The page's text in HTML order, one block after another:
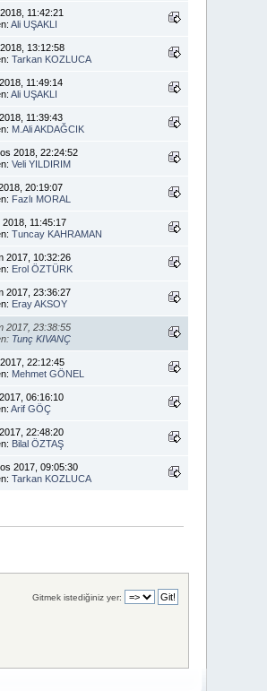
11:42:21
Ali UŞAKLI
13:12:58
Tarkan KOZLUCA
11:49:14
Ali UŞAKLI
11:39:43
M.Ali AKDAĞCIK
2018, 22:24:52
Veli YILDIRIM
20:19:07
Fazlı MORAL
11:45:17
Tuncay KAHRAMAN
2017, 10:32:26
Erol ÖZTÜRK
2017, 23:36:27
Eray AKSOY
2017, 23:38:55
Tunç KIVANÇ
22:12:45
Mehmet GÖNEL
06:16:10
Arif GÖÇ
22:48:20
Bilal ÖZTAŞ
2017, 09:05:30
Tarkan KOZLUCA
Gitmek istediğiniz yer: